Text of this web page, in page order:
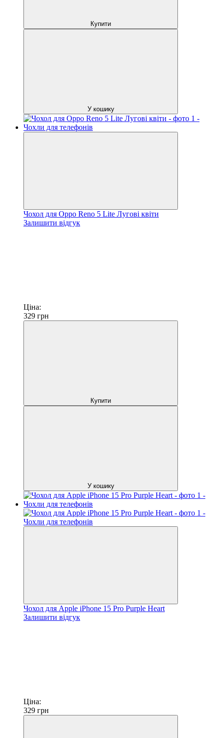
Купити
У кошику
Чохол для Oppo Reno 5 Lite Лугові квіти
Залишити відгук
Ціна:
329 грн
Купити
У кошику
Чохол для Apple iPhone 15 Pro Purple Heart
Залишити відгук
Ціна:
329 грн